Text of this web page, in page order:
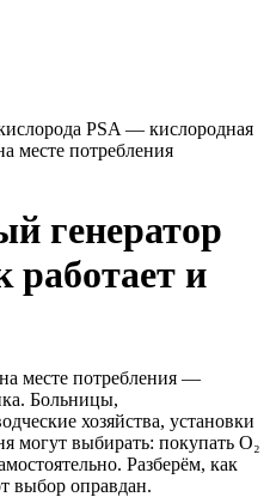
генератор
работает и
месте потребления —
Больницы,
хозяйства, установки
могут выбирать: покупать O₂
Разберём, как
выбор оправдан.